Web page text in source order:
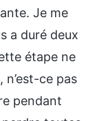
Je me
a duré deux
étape ne
ce pas
pendant